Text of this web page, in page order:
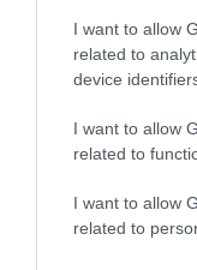
I want to allow
related to
device
I want to allow
related to
I want to allow
related to
"Συνεχίζει στο ίδιο
εξυπνακισμούς"